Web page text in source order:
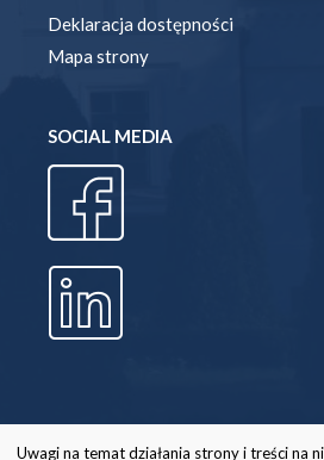
Deklaracja dostępności
Mapa strony
SOCIAL MEDIA
Uwagi na temat działania strony i treści na